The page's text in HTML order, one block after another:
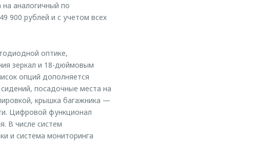
аналогичный по
900 рублей и с учетом всех
оптике,
зеркал и 18-дюймовым
опций дополняется
посадочные места на
крышка багажника —
Цифровой функционал
В числе систем
и система мониторинга